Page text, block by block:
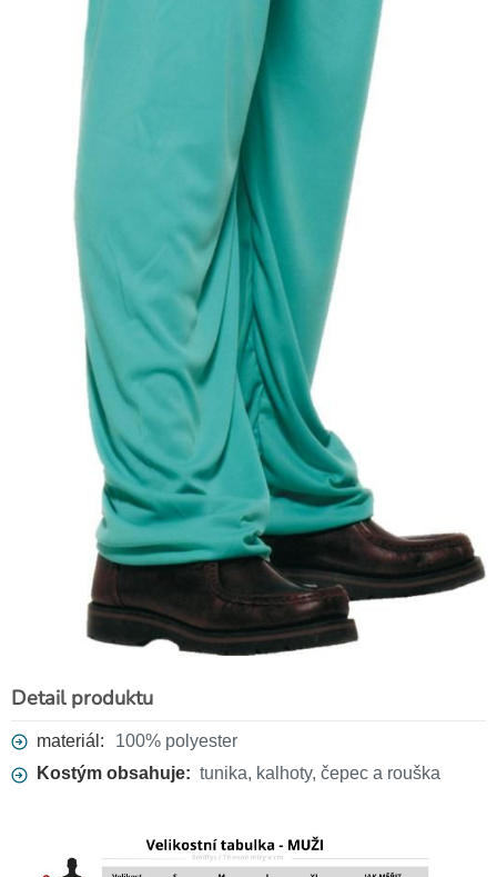
Detail produktu
materiál:
100% polyester
Kostým obsahuje: tunika, kalhoty, čepec a rouška